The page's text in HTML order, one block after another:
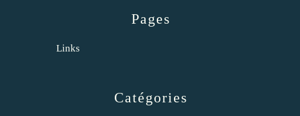
Catégories
Pages
Links